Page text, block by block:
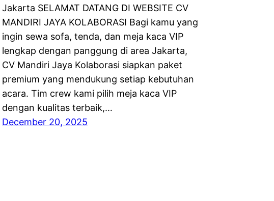
Jakarta SELAMAT DATANG DI WEBSITE CV
MANDIRI JAYA KOLABORASI Bagi kamu yang
ingin sewa sofa, tenda, dan meja kaca VIP
lengkap dengan panggung di area Jakarta,
CV Mandiri Jaya Kolaborasi siapkan paket
premium yang mendukung setiap kebutuhan
acara. Tim crew kami pilih meja kaca VIP
dengan kualitas terbaik,…
December 20, 2025